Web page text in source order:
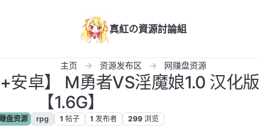
真紅の資源討論組
主页 资源发布区 网赚盘资源
安卓】 M勇者VS淫魔娘1.0 汉化版
【1.6G】
盘资源 rpg 1 帖子 1 发布者 299 浏览